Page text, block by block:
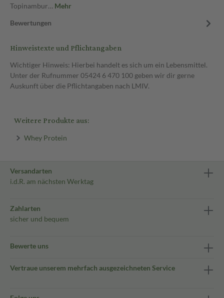
Topinambur… Mehr
Bewertungen
Hinweistexte und Pflichtangaben
Wichtiger Hinweis: Hierbei handelt es sich um ein Lebensmittel.
Unter der Rufnummer 05424 6 470 100 geben wir dir gerne
Auskunft über die Pflichtangaben nach LMIV.
Weitere Produkte aus:
Whey Protein
Versandarten
i.d.R. am nächsten Werktag
Zahlarten
sicher und bequem
Bewerte uns
Vertraue unserem mehrfach ausgezeichneten Service